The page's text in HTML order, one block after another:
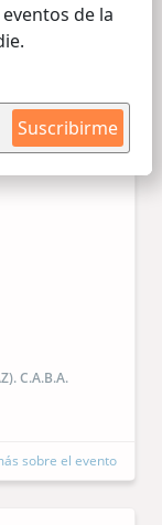
de la
Suscribirme
C.A.B.A.
sobre el evento